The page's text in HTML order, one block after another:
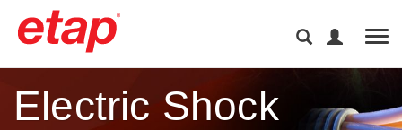
Electric Shock